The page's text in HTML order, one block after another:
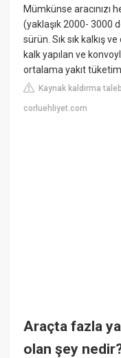
Mümkünse aracınızı
(yaklaşık 2000- 3000
sürün. Sık sık kalkış
kalk yapılan ve
ortalama yakıt
Kaynak kaldırma
corluehliyet.com
Araçta fazla
olan şey